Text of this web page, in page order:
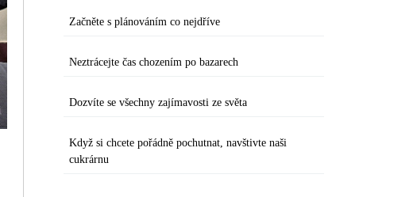
Začněte s plánováním co nejdříve
Neztrácejte čas chozením po bazarech
Dozvíte se všechny zajímavosti ze světa
Když si chcete pořádně pochutnat, navštivte naši
cukrárnu